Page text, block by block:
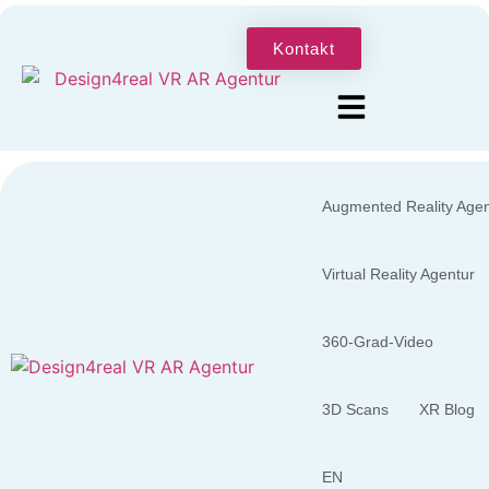
Kontakt
Augmented Reality
Virtual Reality Agentur
360-Grad-Video
3D Scans XR Blog
EN